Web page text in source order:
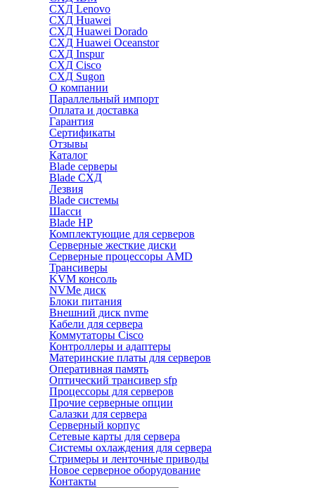
СХД Lenovo
СХД Huawei
СХД Huawei Dorado
СХД Huawei Oceanstor
СХД Inspur
СХД Cisco
СХД Sugon
О компании
Параллельный импорт
Оплата и доставка
Гарантия
Сертификаты
Отзывы
Каталог
Blade серверы
Blade СХД
Лезвия
Blade системы
Шасси
Blade HP
Комплектующие для серверов
Серверные жесткие диски
Серверные процессоры AMD
Трансиверы
KVM консоль
NVMe диск
Блоки питания
Внешний диск nvme
Кабели для сервера
Коммутаторы Cisco
Контроллеры и адаптеры
Материнские платы для серверов
Оперативная память
Оптический трансивер sfp
Процессоры для серверов
Прочие серверные опции
Салазки для сервера
Серверный корпус
Сетевые карты для сервера
Системы охлаждения для сервера
Стримеры и ленточные приводы
Новое серверное оборудование
Контакты